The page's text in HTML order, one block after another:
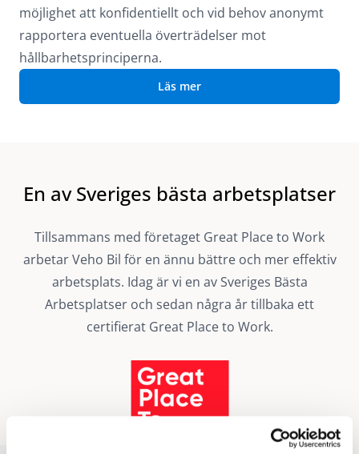
möjlighet att konfidentiellt och vid behov anonymt
rapportera eventuella överträdelser mot
hållbarhetsprinciperna.
Läs mer
En av Sveriges bästa arbetsplatser
Tillsammans med företaget Great Place to Work
arbetar Veho Bil för en ännu bättre och mer effektiv
arbetsplats. Idag är vi en av Sveriges Bästa
Arbetsplatser och sedan några år tillbaka ett
certifierat Great Place to Work.